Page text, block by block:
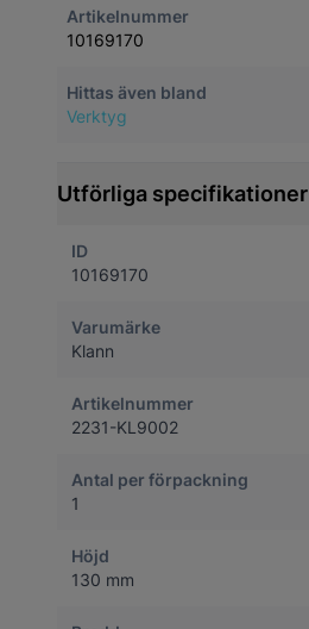
Artikelnummer
10169170
Hittas även bland
Verktyg
Utförliga specifikationer
ID
10169170
Varumärke
Klann
Artikelnummer
2231-KL9002
Antal per förpackning
1
Höjd
130 mm